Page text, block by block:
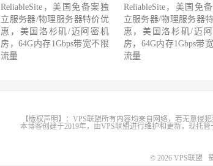
ReliableSite，美国免备案独
立服务器/物理服务器特价优
惠，美国洛杉矶/迈阿密机
房，64G内存1Gbps带宽不限
流量
ReliableSite，美国免
立服务器/物理服务器
惠，美国洛杉矶/迈
房，64G内存1Gbps带
流量
【版权声明】：VPS联盟所有内容均来自网络，若无意侵
本博客创建于2019年，由VPS联盟进行维护和更新，现托管
© 2026 VPS联盟